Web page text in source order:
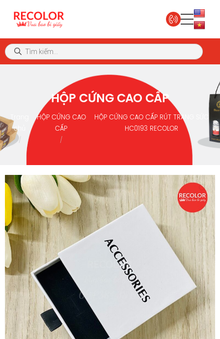
HỘP CỨNG CAO CẤP
chủ
HỘP CỨNG CAO
CẤP
HỘP CỨNG CAO CẤP RÚT TRANG SỨC
HC0193 RECOLOR